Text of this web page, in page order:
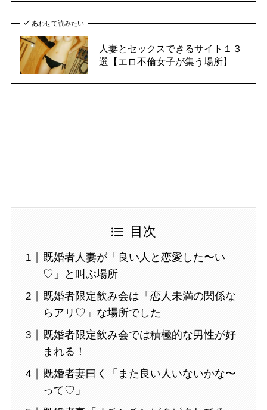
あわせて読みたい
人妻とセックスできるサイト１３
選【エロ不倫女子が集う場所】
目次
既婚者人妻が「良い人と恋愛した〜い
♡」と叫ぶ場所
既婚者限定飲み会は「恋人未満の関係な
らアリ♡」な場所でした
既婚者限定飲み会では積極的な男性が好
まれる！
既婚者妻曰く「また良い人いないかな〜
って♡」